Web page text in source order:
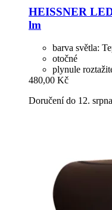
HEISSNER
lm
barva světla:
otočné
plynule
480,00 Kč
Doručení do 12. srpna